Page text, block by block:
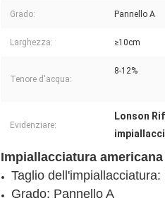
Grado: Pannello A
Larghezza: ≥10cm
Tenore d'acqua:
8-12%
Evidenziare:
Lonson
Impiallacciatura
Taglio
Grado: Pannello A